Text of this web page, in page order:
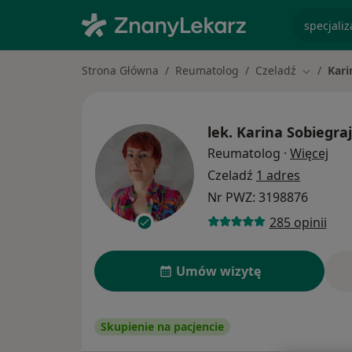
Strona Główna Reumatolog Czeladź Zmień
lek. Karina
Reumatolog · Więcej
Czeladź 1 adres
Nr PWZ: 3198876
285 opinii
Umów wizytę
Skupienie na pacjencie